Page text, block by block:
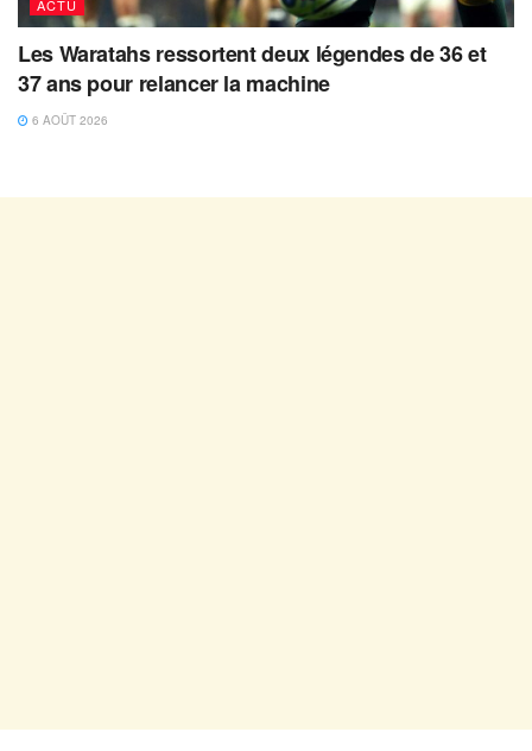
ACTU
Les Waratahs ressortent deux légendes de 36 et
37 ans pour relancer la machine
6 AOÛT 2026